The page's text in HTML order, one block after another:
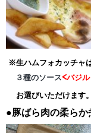
※生ハムフォカッチャ
３種のソース<バジ
お選びいただけます。
●豚ばら肉の柔ら